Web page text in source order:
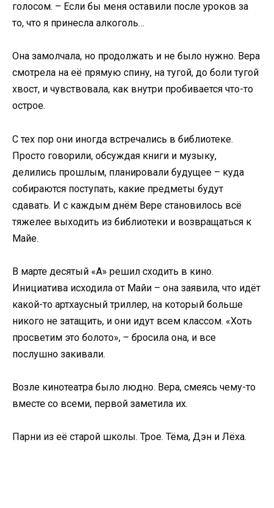
голосом. – Если бы меня оставили после уроков за
то, что я принесла алкоголь…
Она замолчала, но продолжать и не было нужно. Вера
смотрела на её прямую спину, на тугой, до боли тугой
хвост, и чувствовала, как внутри пробивается что-то
острое.
С тех пор они иногда встречались в библиотеке.
Просто говорили, обсуждая книги и музыку,
делились прошлым, планировали будущее – куда
собираются поступать, какие предметы будут
сдавать. И с каждым днём Вере становилось всё
тяжелее выходить из библиотеки и возвращаться к
Майе.
В марте десятый «А» решил сходить в кино.
Инициатива исходила от Майи – она заявила, что идёт
какой-то артхаусный триллер, на который больше
никого не затащить, и они идут всем классом. «Хоть
просветим это болото», – бросила она, и все
послушно закивали.
Возле кинотеатра было людно. Вера, смеясь чему-то
вместе со всеми, первой заметила их.
Парни из её старой школы. Трое. Тёма, Дэн и Лёха.